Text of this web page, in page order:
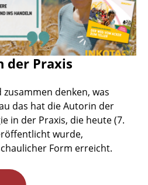
der Praxis
denken, was
das hat die Autorin der
in der Praxis, die heute (7.
wurde,
Form erreicht.